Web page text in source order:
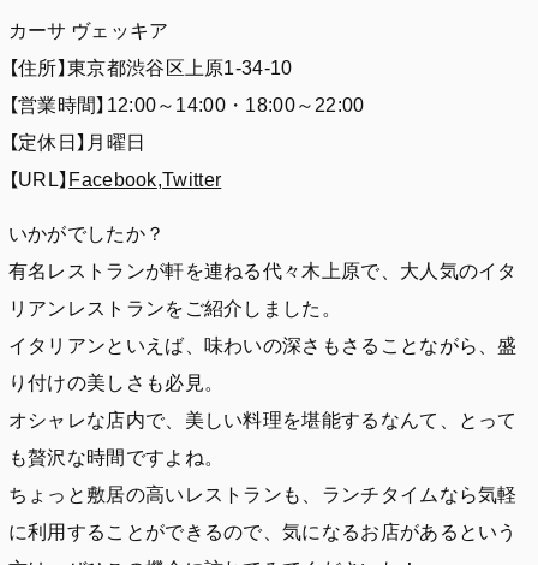
カーサ ヴェッキア
【住所】東京都渋谷区上原1-34-10
【営業時間】12:00～14:00・18:00～22:00
【定休日】月曜日
【URL】Facebook,Twitter
いかがでしたか？
有名レストランが軒を連ねる代々木上原で、大人気のイタ
リアンレストランをご紹介しました。
イタリアンといえば、味わいの深さもさることながら、盛
り付けの美しさも必見。
オシャレな店内で、美しい料理を堪能するなんて、とって
も贅沢な時間ですよね。
ちょっと敷居の高いレストランも、ランチタイムなら気軽
に利用することができるので、気になるお店があるという